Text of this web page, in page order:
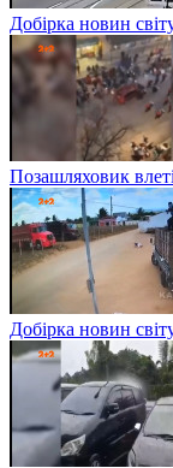
Добірка новин
Позашляховик
Добірка новин